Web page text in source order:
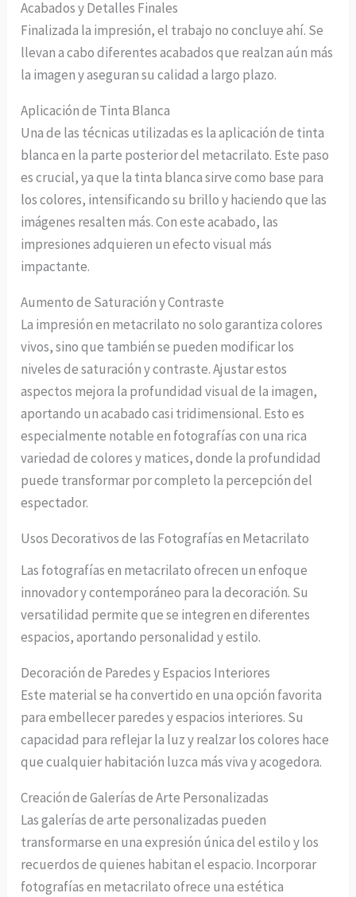
Acabados y Detalles Finales
Finalizada la impresión, el trabajo no concluye ahí. Se
llevan a cabo diferentes acabados que realzan aún más
la imagen y aseguran su calidad a largo plazo.
Aplicación de Tinta Blanca
Una de las técnicas utilizadas es la aplicación de tinta
blanca en la parte posterior del metacrilato. Este paso
es crucial, ya que la tinta blanca sirve como base para
los colores, intensificando su brillo y haciendo que las
imágenes resalten más. Con este acabado, las
impresiones adquieren un efecto visual más
impactante.
Aumento de Saturación y Contraste
La impresión en metacrilato no solo garantiza colores
vivos, sino que también se pueden modificar los
niveles de saturación y contraste. Ajustar estos
aspectos mejora la profundidad visual de la imagen,
aportando un acabado casi tridimensional. Esto es
especialmente notable en fotografías con una rica
variedad de colores y matices, donde la profundidad
puede transformar por completo la percepción del
espectador.
Usos Decorativos de las Fotografías en Metacrilato
Las fotografías en metacrilato ofrecen un enfoque
innovador y contemporáneo para la decoración. Su
versatilidad permite que se integren en diferentes
espacios, aportando personalidad y estilo.
Decoración de Paredes y Espacios Interiores
Este material se ha convertido en una opción favorita
para embellecer paredes y espacios interiores. Su
capacidad para reflejar la luz y realzar los colores hace
que cualquier habitación luzca más viva y acogedora.
Creación de Galerías de Arte Personalizadas
Las galerías de arte personalizadas pueden
transformarse en una expresión única del estilo y los
recuerdos de quienes habitan el espacio. Incorporar
fotografías en metacrilato ofrece una estética